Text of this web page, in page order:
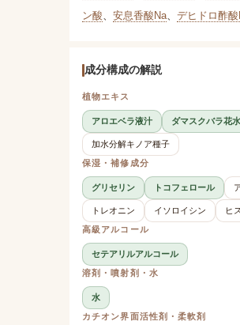
ン酸、 安息香酸Na、 デヒドロ酢酸
成分構成の解説
植物エキス
アロエベラ液汁 ダマスクバラ花水
加水分解キノア種子
保湿・補修成分
グリセリン トコフェロール
トレオニン イソロイシン ヒ
高級アルコール
セテアリルアルコール
溶剤・噴射剤・水
水
カチオン界面活性剤・柔軟剤